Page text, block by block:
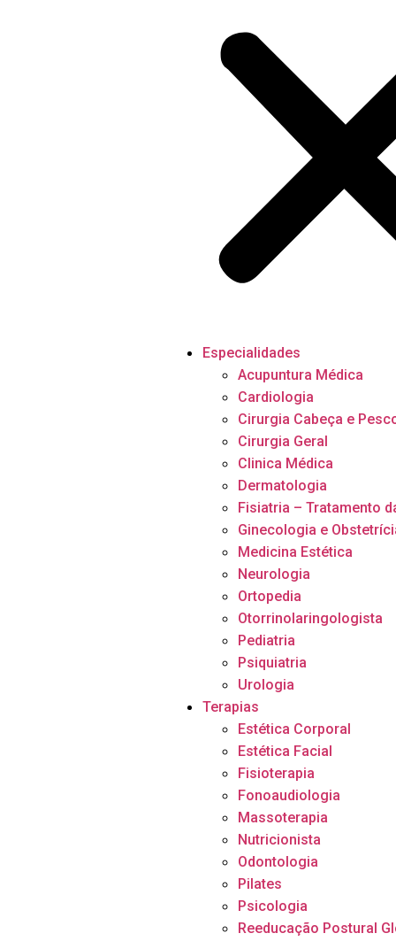
Especialidades
Acupuntura Médica
Cardiologia
Cirurgia Cabeça e
Cirurgia Geral
Clinica Médica
Dermatologia
Fisiatria – Tratamento
Ginecologia e
Medicina Estética
Neurologia
Ortopedia
Otorrinolaringologista
Pediatria
Psiquiatria
Urologia
Terapias
Estética Corporal
Estética Facial
Fisioterapia
Fonoaudiologia
Massoterapia
Nutricionista
Odontologia
Pilates
Psicologia
Reeducação Postural